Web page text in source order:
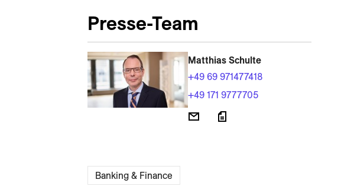
Presse-Team
Matthias Schulte
+49 69 971477418
+49 171 9777705
Banking & Finance